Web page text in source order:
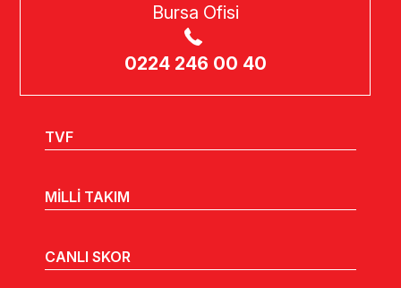
Bursa Ofisi
0224 246 00 40
TVF
MİLLİ TAKIM
CANLI SKOR